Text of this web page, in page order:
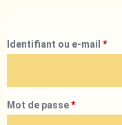
Identifiant ou e-mail *
Mot de passe*